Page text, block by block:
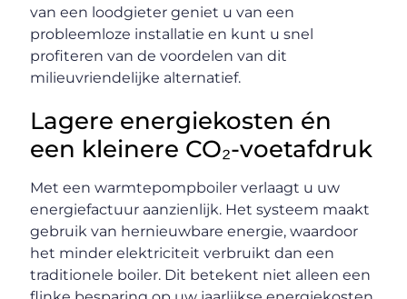
van een loodgieter geniet u van een
probleemloze installatie en kunt u snel
profiteren van de voordelen van dit
milieuvriendelijke alternatief.
Lagere energiekosten én
een kleinere CO₂-voetafdruk
Met een warmtepompboiler verlaagt u uw
energiefactuur aanzienlijk. Het systeem maakt
gebruik van hernieuwbare energie, waardoor
het minder elektriciteit verbruikt dan een
traditionele boiler. Dit betekent niet alleen een